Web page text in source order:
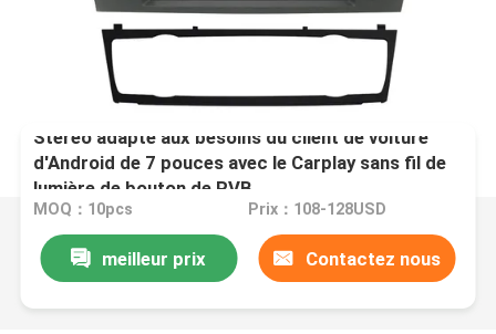
Stéréo adapté aux besoins du client de voiture
d'Android de 7 pouces avec le Carplay sans fil de
lumière de bouton de RVB
MOQ：10pcs Prix：108-128USD
meilleur prix Contactez nous